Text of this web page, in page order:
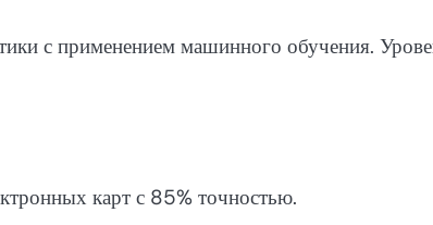
с применением машинного обучения.
карт с 85% точностью.